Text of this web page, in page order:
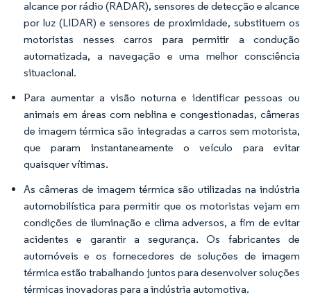
alcance por rádio (RADAR), sensores de detecção e alcance
por luz (LIDAR) e sensores de proximidade, substituem os
motoristas nesses carros para permitir a condução
automatizada, a navegação e uma melhor consciência
situacional.
Para aumentar a visão noturna e identificar pessoas ou
animais em áreas com neblina e congestionadas, câmeras
de imagem térmica são integradas a carros sem motorista,
que param instantaneamente o veículo para evitar
quaisquer vítimas.
As câmeras de imagem térmica são utilizadas na indústria
automobilística para permitir que os motoristas vejam em
condições de iluminação e clima adversos, a fim de evitar
acidentes e garantir a segurança. Os fabricantes de
automóveis e os fornecedores de soluções de imagem
térmica estão trabalhando juntos para desenvolver soluções
térmicas inovadoras para a indústria automotiva.